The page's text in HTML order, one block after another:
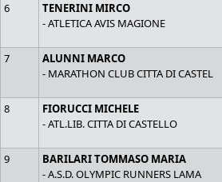
6
TENERINI MIRCO
- ATLETICA AVIS MAGIONE
7
ALUNNI MARCO
- MARATHON CLUB CITTA DI CASTEL
8
FIORUCCI MICHELE
- ATL.LIB. CITTA DI CASTELLO
9
BARILARI TOMMASO MARIA
- A.S.D. OLYMPIC RUNNERS LAMA